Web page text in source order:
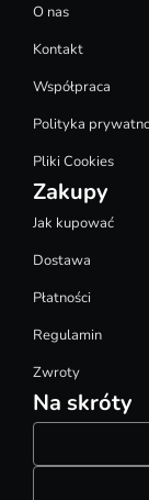
O nas
Kontakt
Współpraca
Polityka
Pliki Cookies
Zakupy
Jak kupować
Dostawa
Płatności
Regulamin
Zwroty
Na skróty